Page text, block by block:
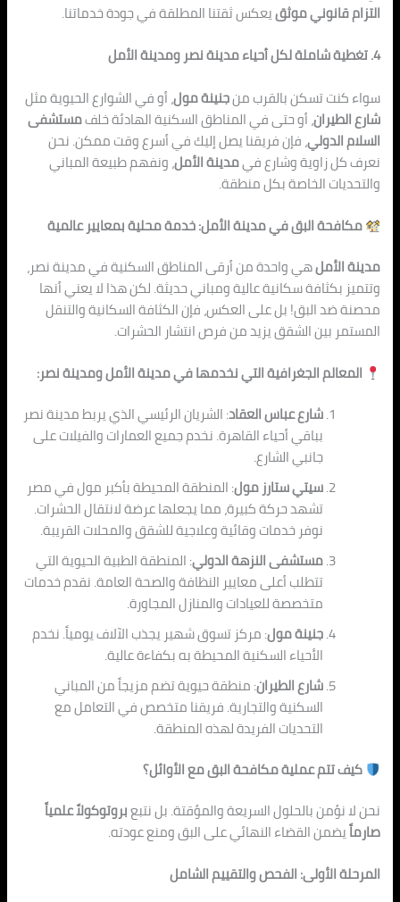
التزام قانوني موثقيعكس ثقتنا المطلقة في جودة خدماتنا.
4. ت غطية شاملة لكل أحياء مدينة نصر ومدينة الأمل
سواء كنت تسكن بالقرب منجنينة مول، أو في الشوارع الحيوية مثل
شارع الطيران، أو حتى في المناطق السكنية الهادئة خلفمستشفى
السلام الدولي، فإن فريقنا يصل إليك في أسرع وقت ممكن.نحن
نعرف كل زاوية وشارع فيمدينة الأمل، ونفهم طبيعة المباني
والتحديات الخاصة بكل منطقة.
مكافحة البق في مدينة الأمل: خدمة محلية بمعايير عالمية
مدينة الأملهي واحدة من أرقى المناطق السكنية في مدينة نصر،
وتتميز بكثافة سكانية عالية ومباني حديثة. لكن هذا لا يعني أنها
محصنة ضد البق! بل على العكس، فإن الكثافة السكانية والتنقل
المستمر بين الشقق يزيد من فرص انتشار الحشرات.
المعالم الجغرافية التي نخدمها فيمدينة الأمل ومدينة نصر:
شارع عباس العقاد: الشريان الرئيسي الذي يربط مدينة نصر
بباقي أحياء القاهرة. نخدم جميع العمارات والفيلات على
جانبي الشارع.
سيتي ستارز مول: المنطقة المحيطة بأكبر مول في مصر
تشهد حركة كبيرة، مما يجعلها عرضة لانتقال الحشرات.
نوفر خدمات وقائية وعلاجية للشقق والمحلات القريبة.
مستشفى النزهة الدولي: المنطقة الطبية الحيوية التي
تتطلب أعلى معايير النظافة والصحة العامة. نقدم خدمات
متخصصة للعيادات والمنازل المجاورة.
جنينة مول: مركز تسوق شهير يجذب الآلاف يومياً. نخدم
الأحياء السكنية المحيطة به بكفاءة عالية.
شارع الطيران: منطقة حيوية تضم مزيجاً من المباني
السكنية والتجارية. فريقنا متخصص في التعامل مع
التحديات الفريدة لهذه المنطقة.
كيف تتم عملية مكافحة البق مع الأوائل؟
نحن لا نؤمن بالحلول السريعة والمؤقتة. بل نتبعبروتوكولاً علمياً
صارماًيضمن القضاء النهائي على البق ومنع عودته.
المرحلة الأولى: الفحص والتقييم الشامل